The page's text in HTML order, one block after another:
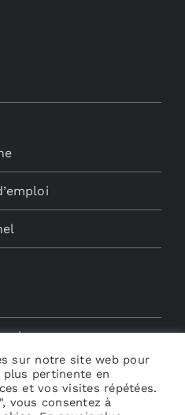
sur notre site web pour
pertinente en
et vos visites répétées.
vous consentez à